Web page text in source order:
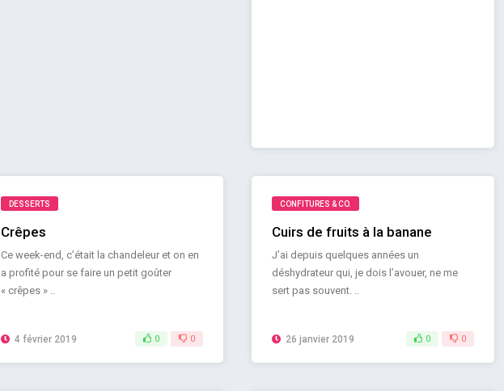
DESSERTS
Crêpes
Ce week-end, c’était la chandeleur et on en
a profité pour se faire un petit goûter
« crêpes » ..
4 février 2019 0 0
CONFITURES & CO.
Cuirs de fruits à la banane
J’ai depuis quelques années un
déshydrateur qui, je dois l’avouer, ne me
sert pas souvent. ..
26 janvier 2019 0 0